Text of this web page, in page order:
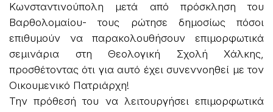
Κωνσταντινούπολη μετά από πρόσκληση του
Βαρθολομαίου- τους ρώτησε δημοσίως πόσοι
επιθυμούν να παρακολουθήσουν επιμορφωτικά
σεμινάρια στη Θεολογική Σχολή Χάλκης,
προσθέτοντας ότι για αυτό έχει συνεννοηθεί με τον
Οικουμενικό Πατριάρχη!
Την πρόθεσή του να λειτουργήσει επιμορφωτικά